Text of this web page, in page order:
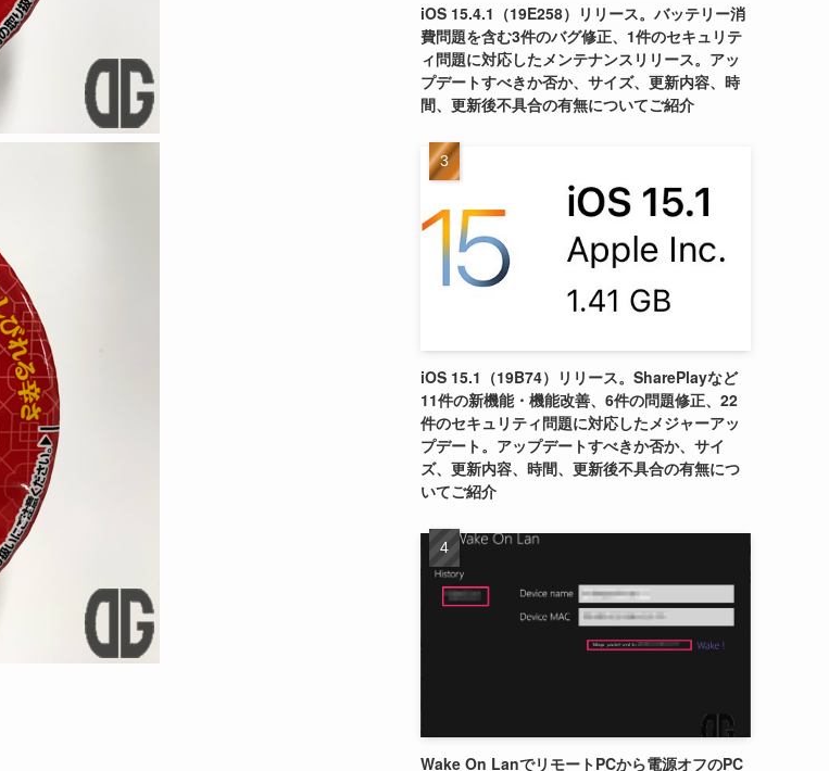
iOS 15.4.1（19E258）リリース。バッテリー消
費問題を含む3件のバグ修正、1件のセキュリテ
ィ問題に対応したメンテナンスリリース。アッ
プデートすべきか否か、サイズ、更新内容、時
間、更新後不具合の有無についてご紹介
iOS 15.1（19B74）リリース。SharePlayなど
11件の新機能・機能改善、6件の問題修正、22
件のセキュリティ問題に対応したメジャーアッ
プデート。アップデートすべきか否か、サイ
ズ、更新内容、時間、更新後不具合の有無につ
いてご紹介
Wake On LanでリモートPCから電源オフのPC